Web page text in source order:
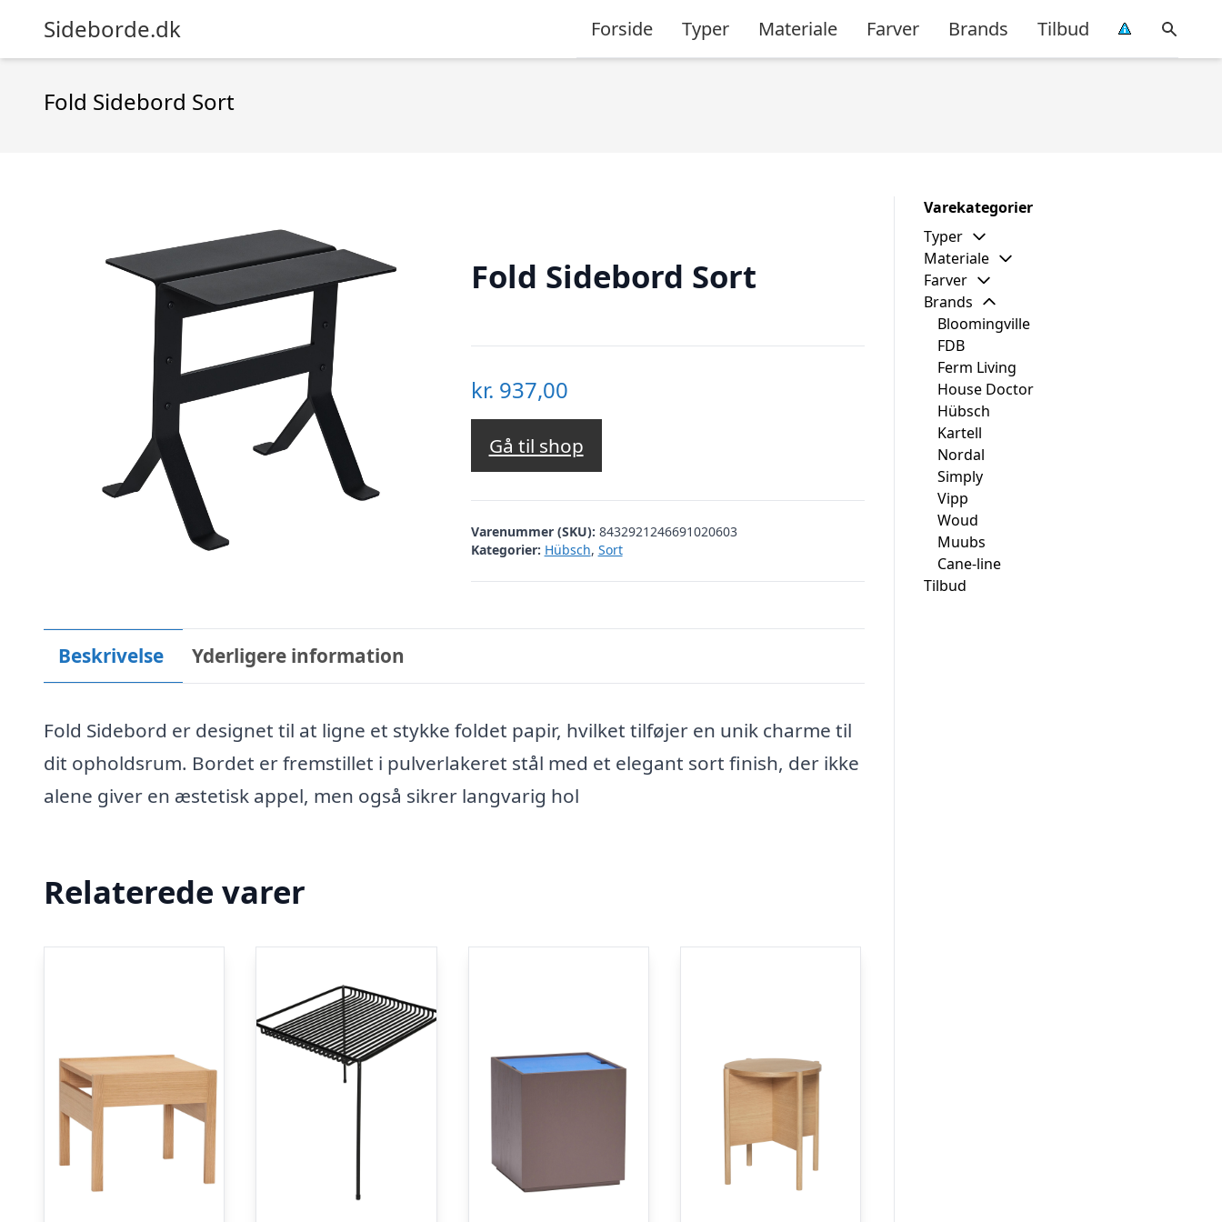
Sideborde.dk Forside Typer Materiale Farver Brands Tilbud
Fold Sidebord Sort
Fold Sidebord Sort
kr. 937,00
Gå til shop
Varenummer (SKU): 8432921246691020603
Kategorier: Hübsch, Sort
Beskrivelse Yderligere information
Fold Sidebord er designet til at ligne et stykke foldet papir, hvilket tilføjer en unik charme til
dit opholdsrum. Bordet er fremstillet i pulverlakeret stål med et elegant sort finish, der ikke
alene giver en æstetisk appel, men også sikrer langvarig hol
Relaterede varer
Varekategorier
Typer
Materiale
Farver
Brands
Bloomingville
FDB
Ferm Living
House Doctor
Hübsch
Kartell
Nordal
Simply
Vipp
Woud
Muubs
Cane-line
Tilbud